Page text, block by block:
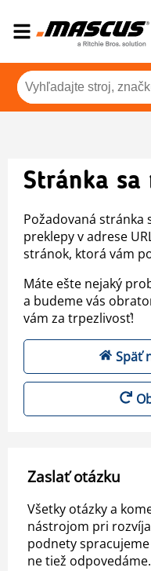
Stránka sa
Požadovaná stránka
preklepy v adrese
stránok, ktorá vám
Máte ešte nejaký
a budeme vás
vám za trpezlivosť!
Späť
Zaslať otázku
Všetky otázky a
nástrojom pri
podnety
ne tiež odpovedáme.